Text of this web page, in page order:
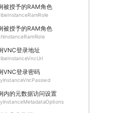
被授予的RAM角色
被授予的RAM角色
VNC登录地址
VNC登录密码
内的元数据访问设置